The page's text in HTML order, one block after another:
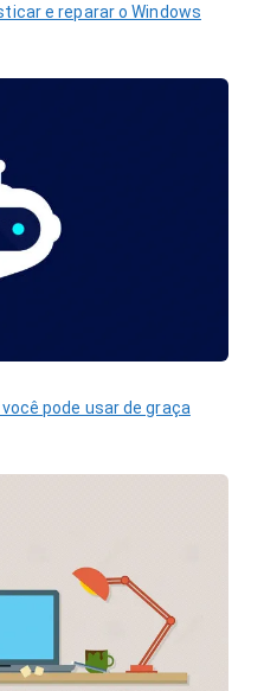
e reparar o Windows
pode usar de graça